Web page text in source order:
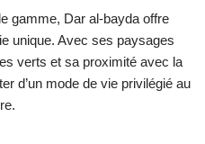
gamme, Dar al-bayda offre
unique. Avec ses paysages
verts et sa proximité avec la
d’un mode de vie privilégié au